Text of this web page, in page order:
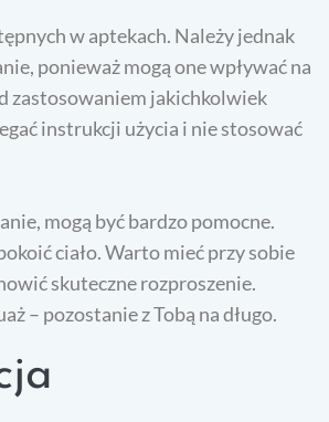
w aptekach. Należy jednak
ponieważ mogą one wpływać na
zastosowaniem jakichkolwiek
instrukcji użycia i nie stosować
mogą być bardzo pomocne.
ciało. Warto mieć przy sobie
skuteczne rozproszenie.
– pozostanie z Tobą na długo.